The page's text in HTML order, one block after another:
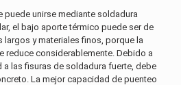
puede unirse mediante soldadura
el bajo aporte térmico puede ser de
largos y materiales finos, porque la
reduce considerablemente. Debido a
las fisuras de soldadura fuerte, debe
La mejor capacidad de puenteo